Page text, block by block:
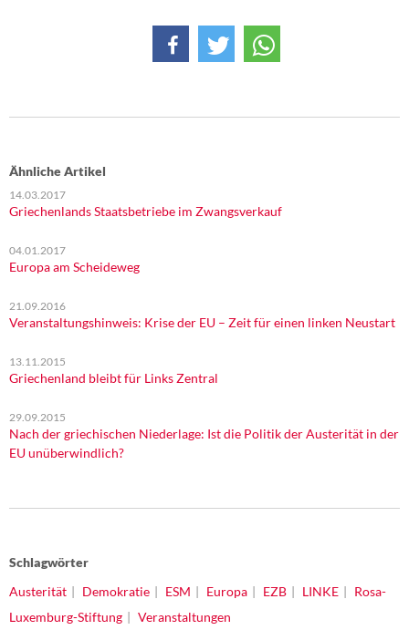
Ähnliche Artikel
14.03.2017
Griechenlands Staatsbetriebe im Zwangsverkauf
04.01.2017
Europa am Scheideweg
21.09.2016
Veranstaltungshinweis: Krise der EU – Zeit für einen linken Neustart
13.11.2015
Griechenland bleibt für Links Zentral
29.09.2015
Nach der griechischen Niederlage: Ist die Politik der Austerität in der
EU unüberwindlich?
Schlagwörter
Austerität
Demokratie ESM Europa EZB LINKE
Rosa-
Luxemburg-Stiftung
Veranstaltungen